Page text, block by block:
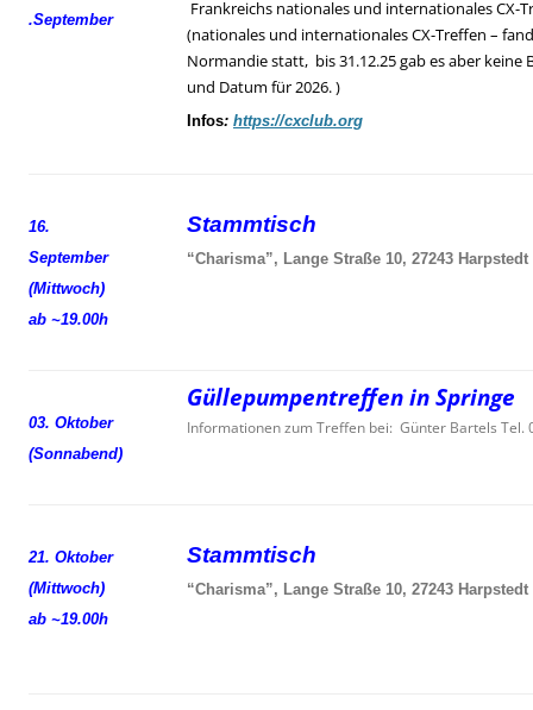
.September
Frankreichs nationales und internationales CX-
(nationales und internationales CX-Treffen –
Normandie statt, bis 31.12.25 gab es aber keine
und Datum für 2026. )
Infos: https://cxclub.org
16.
September
(Mittwoch)
ab ~19.00h
Stammtisch
“Charisma”, Lange Straße 10, 27243 Harpstedt
03. Oktober
(Sonnabend)
Güllepumpentreffen in Springe
Informationen zum Treffen bei: Günter Bartels Tel.
21. Oktober
(Mittwoch)
ab ~19.00h
Stammtisch
“Charisma”, Lange Straße 10, 27243 Harpstedt